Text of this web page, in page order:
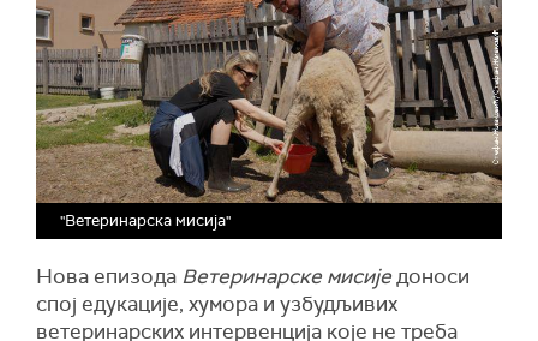
"Ветеринарска мисија"
Нова епизода Ветеринарске мисиједоноси
спој едукације, хумора и узбудљивих
ветеринарских интервенција које не треба